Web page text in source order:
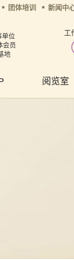
团体培训 新闻中
单位
会员
地
工
阅览室